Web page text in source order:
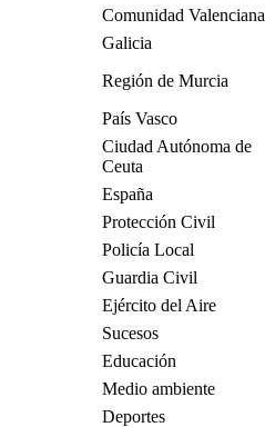
Comunidad Valenciana
Galicia
Región de Murcia
País Vasco
Ciudad Autónoma de
Ceuta
España
Protección Civil
Policía Local
Guardia Civil
Ejército del Aire
Sucesos
Educación
Medio ambiente
Deportes